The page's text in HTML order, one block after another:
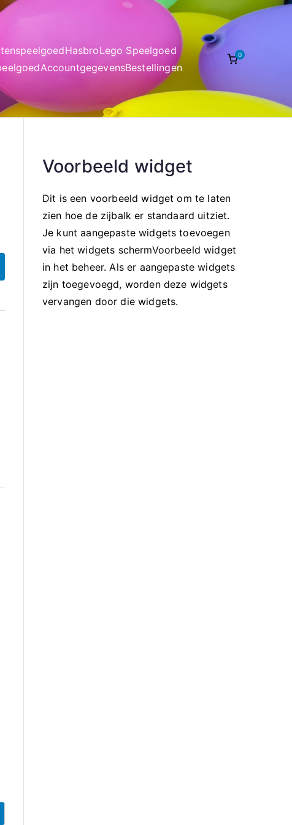
HasbroLego Speelgoed
AccountgegevensBestellingen
0
Voorbeeld widget
Dit is een voorbeeld widget om te laten
zien hoe de zijbalk er standaard uitziet.
Je kunt aangepaste widgets toevoegen
via het widgets schermVoorbeeld widget
in het beheer. Als er aangepaste widgets
zijn toegevoegd, worden deze widgets
vervangen door die widgets.